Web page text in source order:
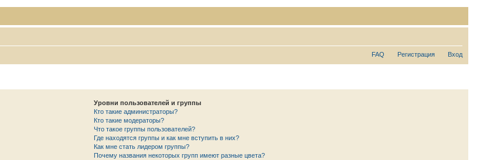
FAQ Регистрация Вход
Уровни пользователей и группы
Кто такие администраторы?
Кто такие модераторы?
Что такое группы пользователей?
Где находятся группы и как мне вступить в них?
Как мне стать лидером группы?
Почему названия некоторых групп имеют разные цвета?